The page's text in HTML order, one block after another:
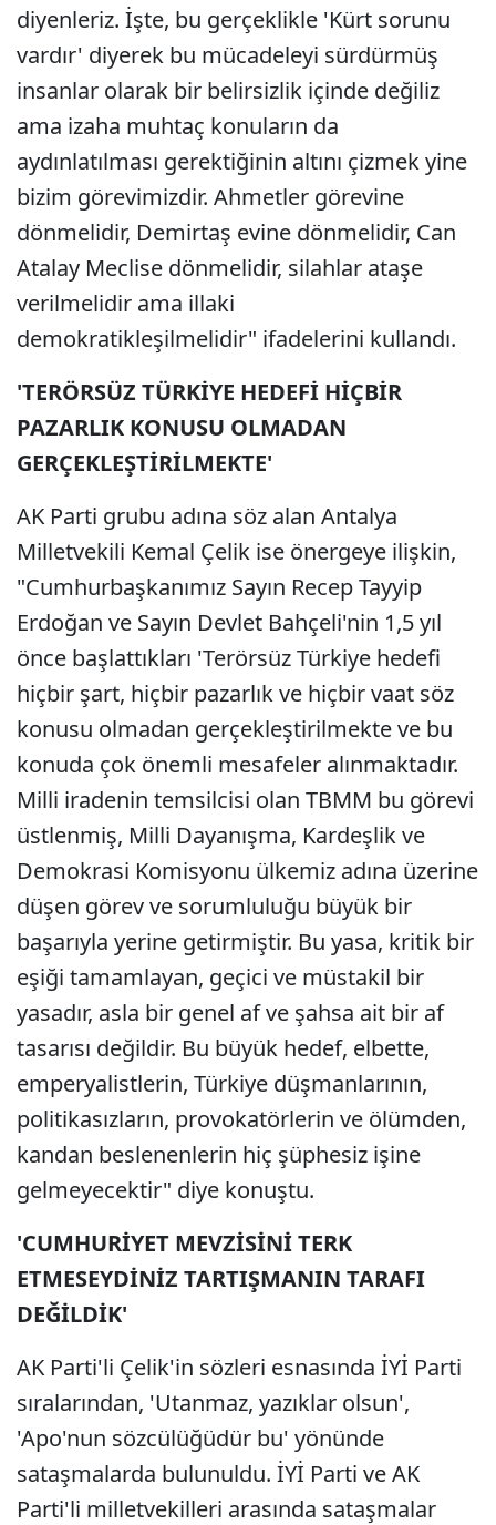
diyenleriz. İşte, bu gerçeklikle 'Kürt sorunu
vardır' diyerek bu mücadeleyi sürdürmüş
insanlar olarak bir belirsizlik içinde değiliz
ama izaha muhtaç konuların da
aydınlatılması gerektiğinin altını çizmek yine
bizim görevimizdir. Ahmetler görevine
dönmelidir, Demirtaş evine dönmelidir, Can
Atalay Meclise dönmelidir, silahlar ataşe
verilmelidir ama illaki
demokratikleşilmelidir" ifadelerini kullandı.
'TERÖRSÜZ TÜRKİYE HEDEFİ HİÇBİR
PAZARLIK KONUSU OLMADAN
GERÇEKLEŞTİRİLMEKTE'
AK Parti grubu adına söz alan Antalya
Milletvekili Kemal Çelik ise önergeye ilişkin,
"Cumhurbaşkanımız Sayın Recep Tayyip
Erdoğan ve Sayın Devlet Bahçeli'nin 1,5 yıl
önce başlattıkları 'Terörsüz Türkiye hedefi
hiçbir şart, hiçbir pazarlık ve hiçbir vaat söz
konusu olmadan gerçekleştirilmekte ve bu
konuda çok önemli mesafeler alınmaktadır.
Milli iradenin temsilcisi olan TBMM bu görevi
üstlenmiş, Milli Dayanışma, Kardeşlik ve
Demokrasi Komisyonu ülkemiz adına üzerine
düşen görev ve sorumluluğu büyük bir
başarıyla yerine getirmiştir. Bu yasa, kritik bir
eşiği tamamlayan, geçici ve müstakil bir
yasadır, asla bir genel af ve şahsa ait bir af
tasarısı değildir. Bu büyük hedef, elbette,
emperyalistlerin, Türkiye düşmanlarının,
politikasızların, provokatörlerin ve ölümden,
kandan beslenenlerin hiç şüphesiz işine
gelmeyecektir" diye konuştu.
'CUMHURİYET MEVZİSİNİ TERK
ETMESEYDİNİZ TARTIŞMANIN TARAFI
DEĞİLDİK'
AK Parti'li Çelik'in sözleri esnasında İYİ Parti
sıralarından, 'Utanmaz, yazıklar olsun',
'Apo'nun sözcülüğüdür bu' yönünde
sataşmalarda bulunuldu. İYİ Parti ve AK
Parti'li milletvekilleri arasında sataşmalar